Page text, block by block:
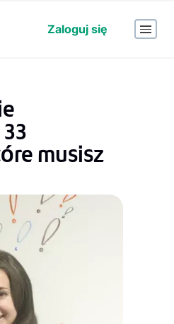
Zaloguj się
musisz